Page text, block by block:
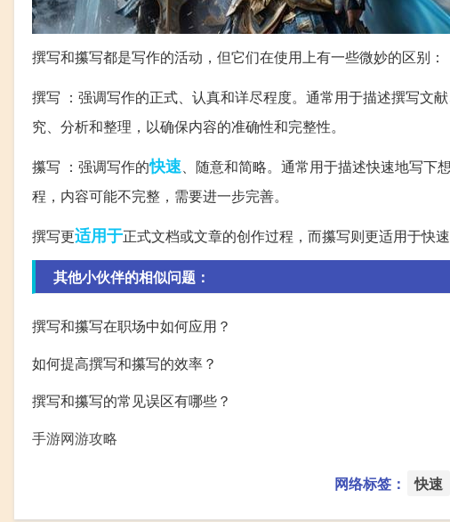
撰写和攥写都是写作的活动，但它们在使用上有一些微妙的区别：
撰写 ：强调写作的正式、认真和详尽程度。通常用于描述撰写文
究、分析和整理，以确保内容的准确性和完整性。
攥写 ：强调写作的快速、随意和简略。通常用于描述快速地写下
程，内容可能不完整，需要进一步完善。
撰写更适用于正式文档或文章的创作过程，而攥写则更适用于快
其他小伙伴的相似问题：
撰写和攥写在职场中如何应用？
如何提高撰写和攥写的效率？
撰写和攥写的常见误区有哪些？
手游网游攻略
网络标签： 快速